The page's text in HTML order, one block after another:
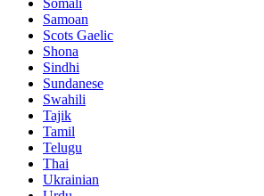
Somali
Samoan
Scots Gaelic
Shona
Sindhi
Sundanese
Swahili
Tajik
Tamil
Telugu
Thai
Ukrainian